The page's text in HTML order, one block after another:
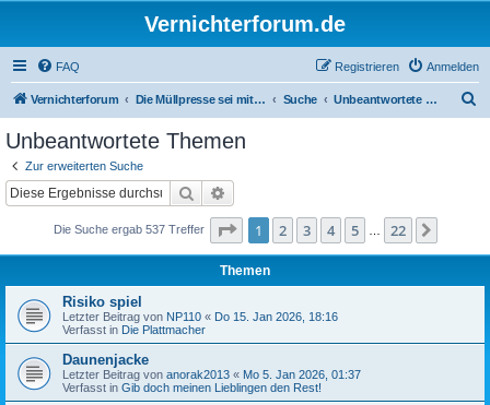
Vernichterforum.de
FAQ Anmelden
Registrieren
Vernichterforum Die Müllpresse sei mit Dir... Suche Unbeantwortete Themen
Unbeantwortete Themen
Zur erweiterten Suche
Suche
Die Suche ergab 537 Treffer Seite 1von 22
1 2 3 4 5 22
Themen
Risiko spiel
Letzter Beitrag von NP110 « Do 15. Jan 2026, 18:16
Verfasst in Die Plattmacher
Daunenjacke
Letzter Beitrag von anorak2013 « Mo 5. Jan 2026, 01:37
Verfasst in Gib doch meinen Lieblingen den Rest!